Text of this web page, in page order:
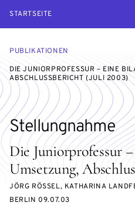
STARTSEITE
PUBLIKATIONEN
DIE JUNIORPROFESSUR – EINE
ABSCHLUSSBERICHT (JULI 2003)
Die Juniorprofessur
Umsetzung,
Stellungnahme
JÖRG RÖSSEL, KATHARINA
BERLIN 09.07.03